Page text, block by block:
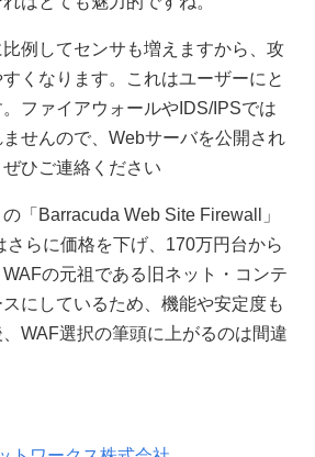
例してセンサも増えますから、攻
くなります。これはユーザーにと
ファイアウォールやIDS/IPSでは
せんので、Webサーバを公開され
ひご連絡ください
「Barracuda Web Site Firewall」
さらに価格を下げ、170万円台から
の元祖である旧ネット・コンテ
にしているため、機能や安定度も
WAF選択の筆頭に上がるのは間違